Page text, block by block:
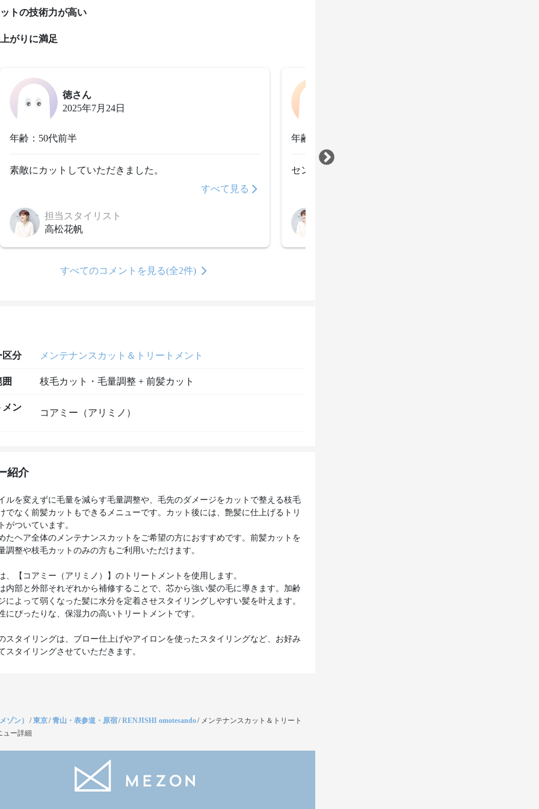
トの技術力が高い
がりに満足
徳さん
2025年7月24日
年齢：50代前半
素敵にカットしていただきました。
すべて見る
担当スタイリスト
高松花帆
年齢：40代後半
センス良く仕上げていただきました♪
すべてのコメントを見る(全2件)
区分 メンテナンスカット＆トリートメント
枝毛カット・毛量調整 + 前髪カット
メン
コアミー（アリミノ）
紹介
ルを変えずに毛量を減らす毛量調整や、毛先のダメージをカットで整える枝毛
でなく前髪カットもできるメニューです。カット後には、艶髪に仕上げるトリ
がついています。
たヘア全体のメンテナンスカットをご希望の方におすすめです。前髪カットを
調整や枝毛カットのみの方もご利用いただけます。
、【コアミー（アリミノ）】のトリートメントを使用します。
内部と外部それぞれから補修することで、芯から強い髪の毛に導きます。加齢
によって弱くなった髪に水分を定着させスタイリングしやすい髪を叶えます。
にぴったりな、保湿力の高いトリートメントです。
スタイリングは、ブロー仕上げやアイロンを使ったスタイリングなど、お好み
スタイリングさせていただきます。
ゾン） /東京/青山・表参道・原宿/RENJISHI omotesando/ メンテナンスカット＆トリート
ュー詳細